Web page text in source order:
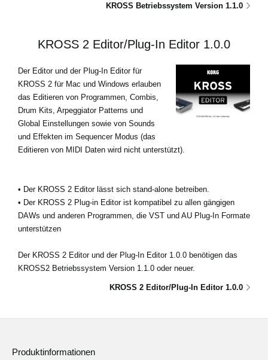
KROSS Betriebssystem Version 1.1.0
KROSS 2 Editor/Plug-In Editor 1.0.0
Der Editor und der Plug-In Editor für
KROSS 2 für Mac und Windows erlauben
das Editieren von Programmen, Combis,
Drum Kits, Arpeggiator Patterns und
Global Einstellungen sowie von Sounds
und Effekten im Sequencer Modus (das
Editieren von MIDI Daten wird nicht unterstützt).
• Der KROSS 2 Editor lässt sich stand-alone betreiben.
• Der KROSS 2 Plug-in Editor ist kompatibel zu allen gängigen
DAWs und anderen Programmen, die VST und AU Plug-In Formate
unterstützen
Der KROSS 2 Editor und der Plug-In Editor 1.0.0 benötigen das
KROSS2 Betriebssystem Version 1.1.0 oder neuer.
KROSS 2 Editor/Plug-In Editor 1.0.0
Produktinformationen